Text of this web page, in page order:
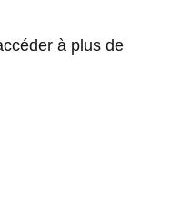
à plus de